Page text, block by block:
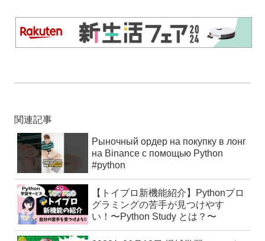
関連記事
Рыночный ордер на покупку в лонг
на Binance с помощью Python
#python
【トイプロ新機能紹介】Pythonプロ
グラミングの苦手が見つけやす
い！〜Python Study とは？〜